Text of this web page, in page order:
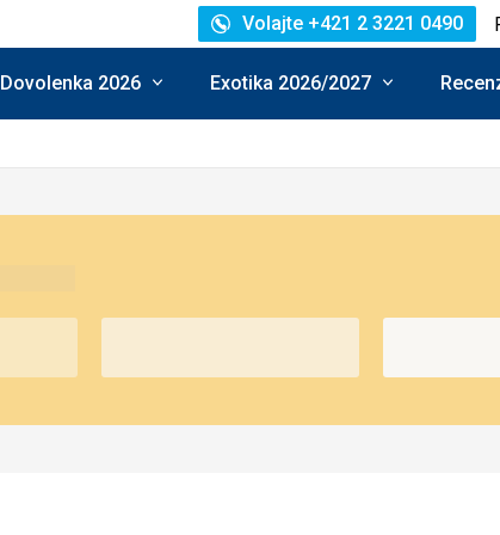
Volajte +421 2 3221 0490
Dovolenka 2026 Exotika 2026/2027